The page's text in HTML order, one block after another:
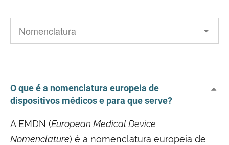
O que é a nomenclatura europeia de
dispositivos médicos e para que serve?
A EMDN (European Medical Device
Nomenclature) é a nomenclatura europeia de